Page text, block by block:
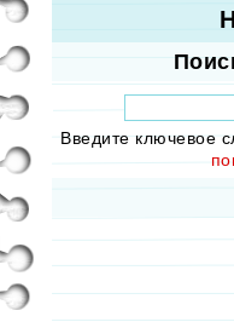
Введите ключевое